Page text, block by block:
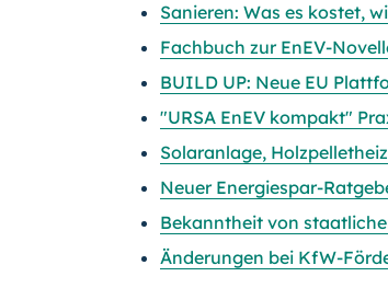
Sanieren: Was es kostet,
Fachbuch zur EnEV-
BUILD UP: Neue EU
"URSA EnEV kompakt"
Solaranlage,
Neuer Energiespar-
Bekanntheit von
Änderungen bei KfW-